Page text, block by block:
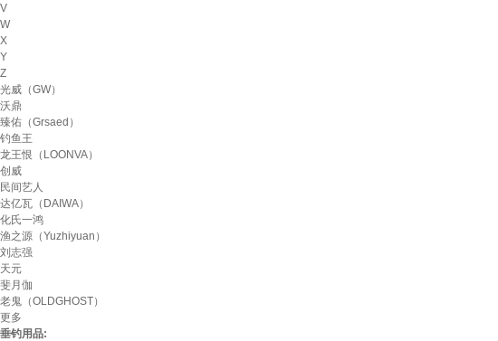
V
W
X
Y
Z
光威（GW）
沃鼎
臻佑（Grsaed）
钓鱼王
龙王恨（LOONVA）
创威
民间艺人
达亿瓦（DAIWA）
化氏一鸿
渔之源（Yuzhiyuan）
刘志强
天元
斐月伽
老鬼（OLDGHOST）
更多
垂钓用品: